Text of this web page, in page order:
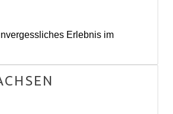
Erlebnis im